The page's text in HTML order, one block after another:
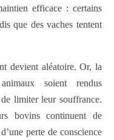
efficace : certains
que des vaches tentent
devient aléatoire. Or, la
soient rendus
limiter leur souffrance.
bovins continuent de
perte de conscience